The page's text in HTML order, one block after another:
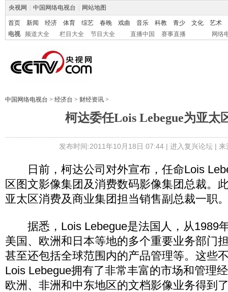
央视网 中国网络电视台 网站地图
首页 新闻 经济 体育 综艺 春晚 戏曲 音乐 科教 青少 文化
艺术
电视
频道大全 栏目大全 节目大全 直播中国 赛事直播 网络
中国网络电视台 > 经济台 > 财经资讯 >
柯达委任Lois Lebegue为亚太
发布时间:2011年10月18日 07:44 | 进入复兴论坛| 来
日前，柯达公司对外宣布，任命Lois
区图文影像集团及消费数码影像集团总裁。
亚太区消费及商业集团担当销售副总裁一职
据悉，Lois Lebegue是法国人，从1989
美国、欧洲和日本等地的多个重要业务部门
甚至还包括全球范围内的产品管理等。这些
Lois Lebegue拥有了非常丰富的市场和管理
欧洲、非洲和中东地区的文档影像业务得到